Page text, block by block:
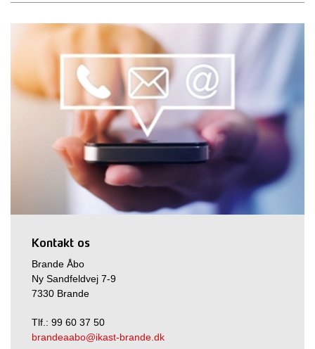
Kontakt os
Brande Åbo
Ny Sandfeldvej 7-9
7330 Brande
Tlf.: 99 60 37 50
brandeaabo@ikast-brande.dk